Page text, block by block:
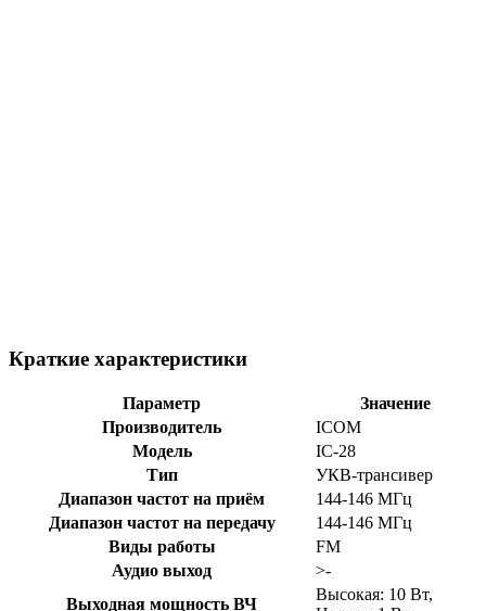
Краткие характеристики
Параметр
Значение
Производитель
ICOM
Модель
IC-28
Тип
УКВ-трансивер
Диапазон частот на приём
144-146 МГц
Диапазон частот на передачу
144-146 МГц
Виды работы
FM
Аудио выход
>-
Выходная мощность ВЧ
Высокая: 10 Вт,